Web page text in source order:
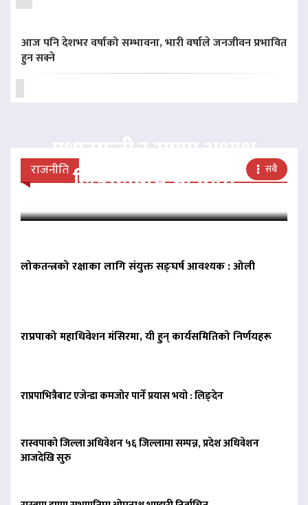
आज पनि देशभर वर्षाको सम्भावना, भारी वर्षाले जनजीवन प्रभावित
हुन सक्ने
राजनीति सबै
प्रधानमन्त्री र राप्रपा अध्यक्ष
लिङदेनबीच भेटवार्ता
लोकतन्त्रको रक्षाका लागि संयुक्त सङ्घर्ष आवश्यक : ओली
राप्रपाको महाधिवेशन मंसिरमा, यी हुन् कार्यसमितिको निर्णयहरू
राप्रपाभित्रैबाट एजेन्डा कमजोर पार्ने प्रयास भयो : लिङ्देन
रास्वपाको जिल्ला अधिवेशन ५६ जिल्लामा सम्पन्न, प्रदेश अधिवेशन
आजदेखि सुरु